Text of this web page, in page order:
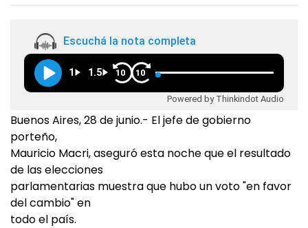
Escuchá la nota completa
1 1.5 10 10
Powered by Thinkindot Audio
Buenos Aires, 28 de junio.- El jefe de gobierno
porteño,
Mauricio Macri, aseguró esta noche que el resultado
de las elecciones
parlamentarias muestra que hubo un voto "en favor
del cambio" en
todo el país.